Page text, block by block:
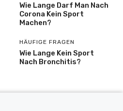
Wie Lange Darf Man Nach
Corona Kein Sport
Machen?
HÄUFIGE FRAGEN
Wie Lange Kein Sport
Nach Bronchitis?